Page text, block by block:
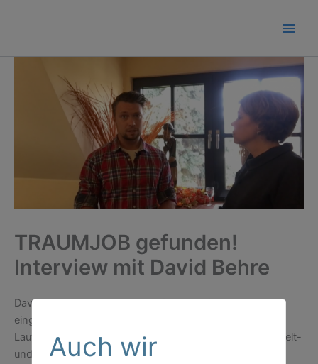
TRAUMJOB gefunden!
Interview mit David Behre
David hat eine besondere berufliche Laufbahn
eingeschlagen. Im wahrsten Sinne des Wortes ist die
Laufbahn heute sein Arbeitsort: David ist Profisportler, Welt-
und Paralympicsieger als Sprinter. Zusätzlich ist er als
Auch wir